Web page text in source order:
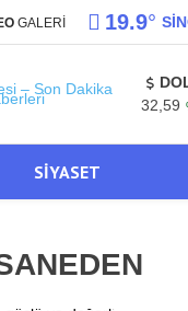
GALERİ 19.9°
32,59
SIYASET